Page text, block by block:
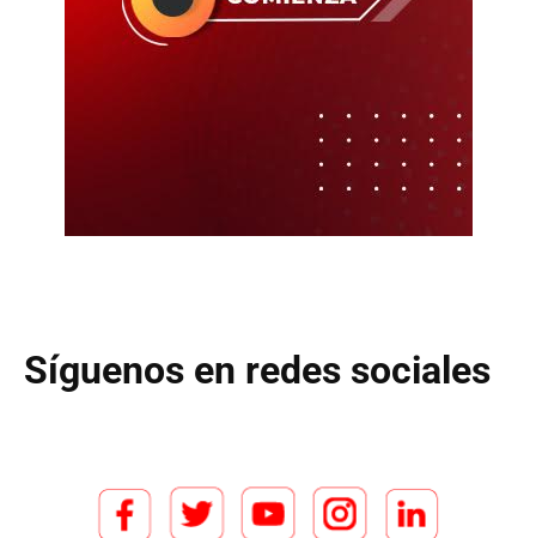
Síguenos en redes sociales